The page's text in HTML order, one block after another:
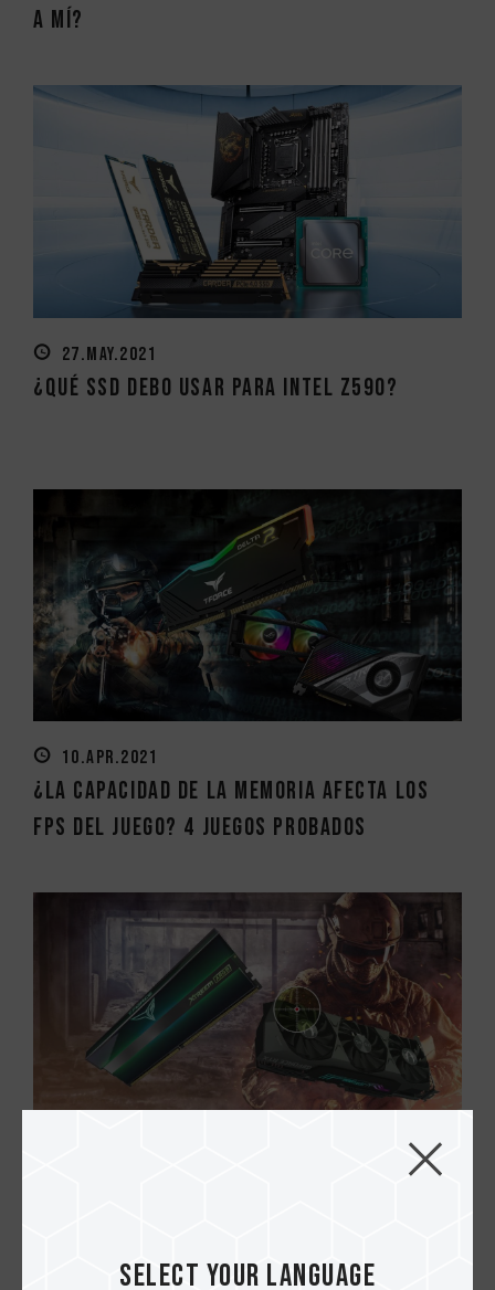
a mí?
27.MAY.2021
¿Qué SSD debo usar para Intel Z590?
10.APR.2021
¿La capacidad de la memoria afecta los
FPS del juego? 4 juegos probados
Select your language